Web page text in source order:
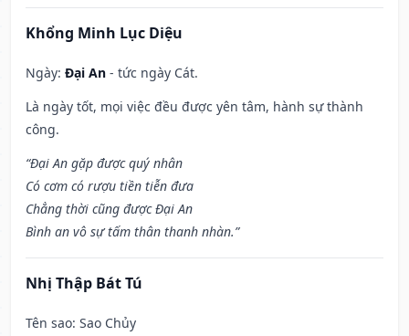
Khổng Minh Lục Diệu
Ngày: Đại An - tức ngày Cát.
Là ngày tốt, mọi việc đều được yên tâm, hành sự thành
công.
“Đại An gặp được quý nhân
Có cơm có rượu tiền tiễn đưa
Chẳng thời cũng được Đại An
Bình an vô sự tấm thân thanh nhàn.”
Nhị Thập Bát Tú
Tên sao: Sao Chủy